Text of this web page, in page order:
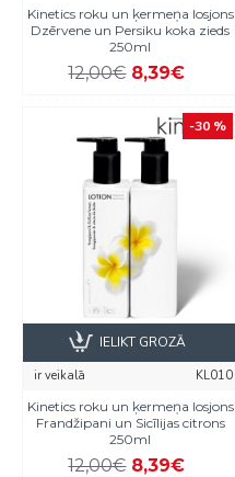
Kinetics roku un ķermeņa losjons
Dzērvene un Persiku koka zieds
250ml
12,00€ 8,39€
-30 %
ir veikalā
KL010
Kinetics roku un ķermeņa losjons
Frandžipani un Sicīlijas citrons
250ml
12,00€ 8,39€
IELIKT GROZĀ